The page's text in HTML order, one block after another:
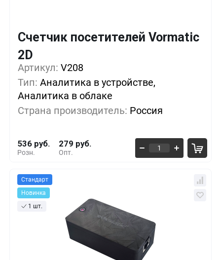
Счетчик посетителей Vormatic
2D
Артикул: V208
Тип: Аналитика в устройстве,
Аналитика в облаке
Страна производитель: Россия
Розн.
536 руб.
Опт.
279 руб.
Кол-во
1+ 0%
5+ -24%
10+ -40%
Стандарт
Новинка
1 шт.